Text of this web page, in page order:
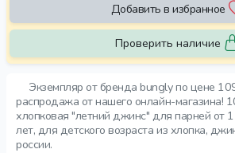
Экземпляр от бренда bungly по цене
распродажа от нашего онлайн-магазина!
хлопковая "летний джинс" для парней от
лет, для детского возраста из хлопка,
россии.
Добавить в избранное
Проверить наличие